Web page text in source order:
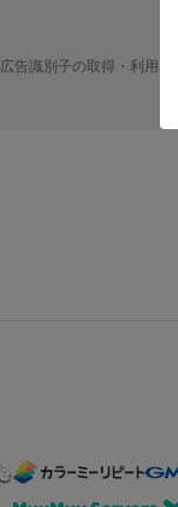
広告識別子の取得・利用